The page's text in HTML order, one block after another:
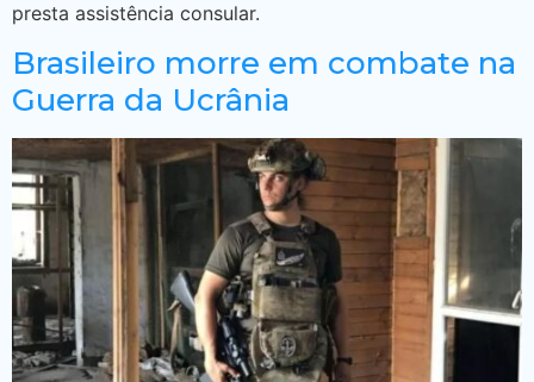
presta assistência consular.
Brasileiro morre em combate na
Guerra da Ucrânia